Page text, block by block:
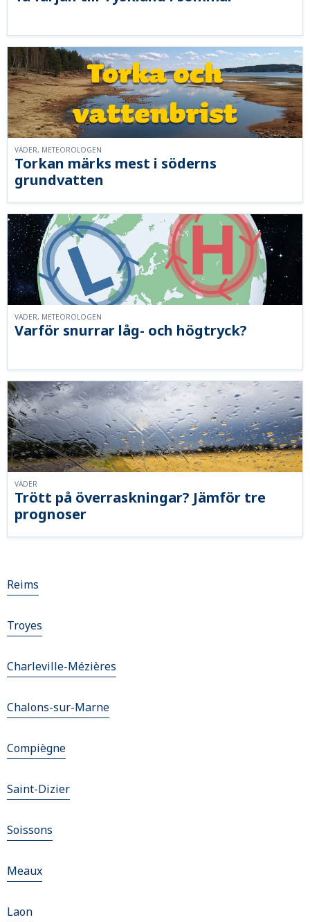
Torkan märks mest i söderns
grundvatten
VÄDER, METEOROLOGEN
Varför snurrar låg- och högtryck?
VÄDER, METEOROLOGEN
Trött på överraskningar? Jämför tre
prognoser
VÄDER
Reims
Troyes
Charleville-Mézières
Chalons-sur-Marne
Compiègne
Saint-Dizier
Soissons
Meaux
Laon